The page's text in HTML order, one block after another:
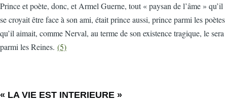
Prince et poète, donc, et Armel Guerne, tout « paysan de l’âme » qu’il
se croyait être face à son ami, était prince aussi, prince parmi les poètes
qu’il aimait, comme Nerval, au terme de son existence tragique, le sera
parmi les Reines. (5)
« LA VIE EST INTERIEURE »